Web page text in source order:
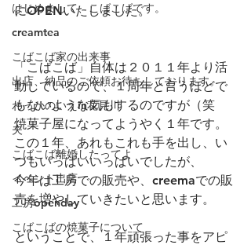
はじめまして、こばこばです。
creamtea
こばこば家の出来事
出店、納品のご依頼お待ちしております。
わっかのいえin花見川
夫
こばこば離婚したってよ
イベント出店
工房openday
こばこばの焼菓子について
にOPENいたしました。
「こばこば」自体は２０１１年より活
動しているので、１周年と言うほどで
もないような気もするのですが（笑
焼菓子屋になってようやく１年です。
この１年、あれもこれも手を出し、い
つもいっぱいいっぱいでしたが、
今年は工房での販売や、creemaでの販
売を増やしていきたいと思います。
ということで、１年頑張った事をアピ